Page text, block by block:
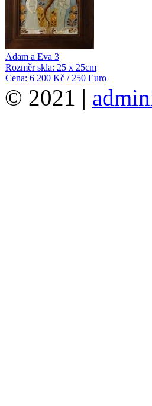
Adam a Eva 3
Rozměr skla: 25 x 25cm
Cena: 6 200 Kč / 250 Euro
© 2021 |